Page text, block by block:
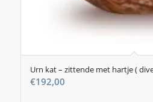
Urn kat – zittende met hartje (
€192,00